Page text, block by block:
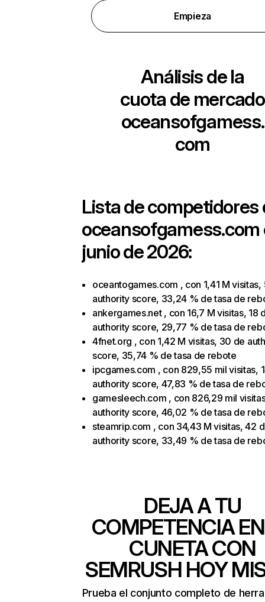
Empieza
Análisis de la
cuota de mercado
oceansofgamess.
com
Lista de competidores
oceansofgamess.com
junio de 2026:
oceantogames.com , con 1,41 M visitas,
authority score, 33,24 % de tasa de
ankergames.net , con 16,7 M visitas, 18
authority score, 29,77 % de tasa de
4fnet.org , con 1,42 M visitas, 30 de
score, 35,74 % de tasa de rebote
ipcgames.com , con 829,55 mil visitas,
authority score, 47,83 % de tasa de
gamesleech.com , con 826,29 mil
authority score, 46,02 % de tasa de
steamrip.com , con 34,43 M visitas, 42
authority score, 33,49 % de tasa de
DEJA A TU
COMPETENCIA
CUNETA CON
SEMRUSH HOY
Prueba el conjunto completo de